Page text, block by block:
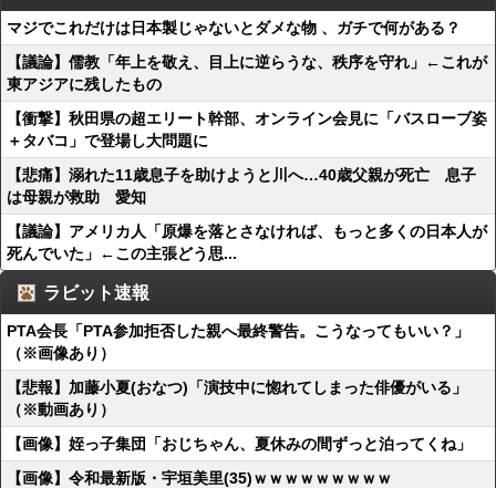
マジでこれだけは日本製じゃないとダメな物 、ガチで何がある？
【議論】儒教「年上を敬え、目上に逆らうな、秩序を守れ」←これが
東アジアに残したもの
【衝撃】秋田県の超エリート幹部、オンライン会見に「バスローブ姿
＋タバコ」で登場し大問題に
【悲痛】溺れた11歳息子を助けようと川へ…40歳父親が死亡 息子
は母親が救助 愛知
【議論】アメリカ人「原爆を落とさなければ、もっと多くの日本人が
死んでいた」←この主張どう思...
ラビット速報
PTA会長「PTA参加拒否した親へ最終警告。こうなってもいい？」
（※画像あり）
【悲報】加藤小夏(おなつ)「演技中に惚れてしまった俳優がいる」
（※動画あり）
【画像】姪っ子集団「おじちゃん、夏休みの間ずっと泊ってくね」
【画像】令和最新版・宇垣美里(35)ｗｗｗｗｗｗｗｗｗ